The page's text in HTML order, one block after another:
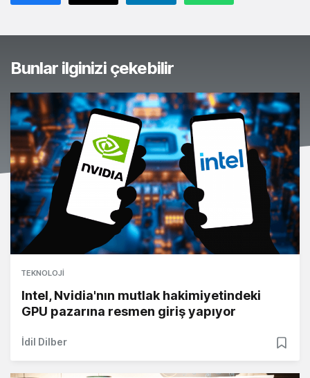
Bunlar ilginizi çekebilir
TEKNOLOJI
Intel, Nvidia'nın mutlak hakimiyetindeki
GPU pazarına resmen giriş yapıyor
İdil Dilber